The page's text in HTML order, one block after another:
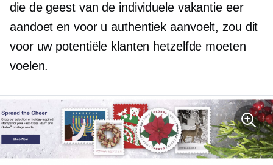
die de geest van de individuele vakantie eer
aandoet en voor u authentiek aanvoelt, zou dit
voor uw potentiële klanten hetzelfde moeten
voelen.